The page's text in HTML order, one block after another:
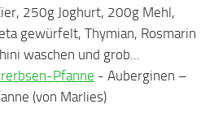
250g Joghurt, 200g Mehl,
gewürfelt, Thymian, Rosmarin
waschen und grob...
Pfanne - Auberginen –
– Pfanne (von Marlies)